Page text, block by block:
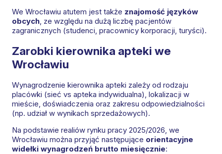
We Wrocławiu atutem jest także znajomość języków
obcych , ze względu na dużą liczbę pacjentów
zagranicznych (studenci, pracownicy korporacji, turyści).
Zarobki kierownika apteki we
Wrocławiu
Wynagrodzenie kierownika apteki zależy od rodzaju
placówki (sieć vs apteka indywidualna), lokalizacji w
mieście, doświadczenia oraz zakresu odpowiedzialności
(np. udział w wynikach sprzedażowych).
Na podstawie realiów rynku pracy 2025/2026, we
Wrocławiu można przyjąć następujące orientacyjne
widełki wynagrodzeń brutto miesięcznie: